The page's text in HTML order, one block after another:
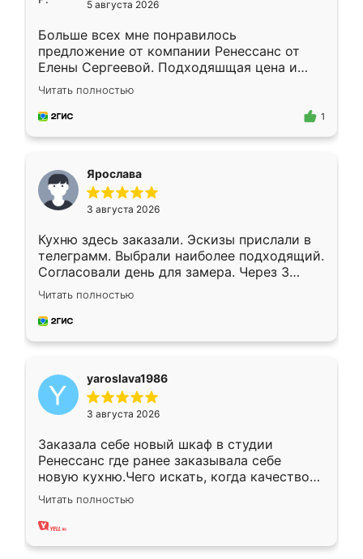
5 августа 2026
Больше всех мне понравилось
предложение от компании Ренессанс от
Елены Сергеевой. Подходяшщая цена и
короткие сроки изготовления. Приехавший
для замера сотрудник Владислав
предложил по моему эскизу самый
Читать полностью
1
Ярослава
3 августа 2026
Кухню здесь заказали. Эскизы прислали в
телеграмм. Выбрали наиболее подходящий.
Согласовали день для замера. Через 3
недели кухня была уже готова. Остались
довольны работой. Спасибо Ренессанс
мебель за качественную работу!
Читать полностью
yaroslava1986
3 августа 2026
Заказала себе новый шкаф в студии
Ренессанс где ранее заказывала себе
новую кухню.Чего искать, когда качеством
вполне довольна. Служит кухня уже почти
два года, нареканий нет.
Читать полностью